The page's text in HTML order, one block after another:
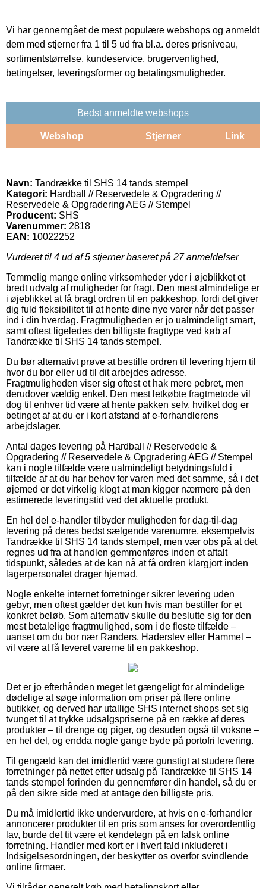
Vi har gennemgået de mest populære webshops og anmeldt
dem med stjerner fra 1 til 5 ud fra bl.a. deres prisniveau,
sortimentstørrelse, kundeservice, brugervenlighed,
betingelser, leveringsformer og betalingsmuligheder.
Bedst anmeldte webshops
Webshop Stjerner Link
Navn: Tandrække til SHS 14 tands stempel
Kategori: Hardball // Reservedele & Opgradering //
Reservedele & Opgradering AEG // Stempel
Producent: SHS
Varenummer: 2818
EAN: 10022252
Vurderet til 4 ud af 5 stjerner baseret på 27anmeldelser
Temmelig mange online virksomheder yder i øjeblikket et
bredt udvalg af muligheder for fragt. Den mest almindelige er
i øjeblikket at få bragt ordren til en pakkeshop, fordi det giver
dig fuld fleksibilitet til at hente dine nye varer når det passer
ind i din hverdag. Fragtmuligheden er jo ualmindeligt smart,
samt oftest ligeledes den billigste fragttype ved køb af
Tandrække til SHS 14 tands stempel.
Du bør alternativt prøve at bestille ordren til levering hjem til
hvor du bor eller ud til dit arbejdes adresse.
Fragtmuligheden viser sig oftest et hak mere pebret, men
derudover vældig enkel. Den mest letkøbte fragtmetode vil
dog til enhver tid være at hente pakken selv, hvilket dog er
betinget af at du er i kort afstand af e-forhandlerens
arbejdslager.
Antal dages levering på Hardball // Reservedele &
Opgradering // Reservedele & Opgradering AEG // Stempel
kan i nogle tilfælde være ualmindeligt betydningsfuld i
tilfælde af at du har behov for varen med det samme, så i det
øjemed er det virkelig klogt at man kigger nærmere på den
estimerede leveringstid ved det aktuelle produkt.
En hel del e-handler tilbyder muligheden for dag-til-dag
levering på deres bedst sælgende varenumre, eksempelvis
Tandrække til SHS 14 tands stempel, men vær obs på at det
regnes ud fra at handlen gemmenføres inden et aftalt
tidspunkt, således at de kan nå at få ordren klargjort inden
lagerpersonalet drager hjemad.
Nogle enkelte internet forretninger sikrer levering uden
gebyr, men oftest gælder det kun hvis man bestiller for et
konkret beløb. Som alternativ skulle du beslutte sig for den
mest betalelige fragtmulighed, som i de fleste tilfælde –
uanset om du bor nær Randers, Haderslev eller Hammel –
vil være at få leveret varerne til en pakkeshop.
Det er jo efterhånden meget let gængeligt for almindelige
dødelige at søge information om priser på flere online
butikker, og derved har utallige SHS internet shops set sig
tvunget til at trykke udsalgspriserne på en række af deres
produkter – til drenge og piger, og desuden også til voksne –
en hel del, og endda nogle gange byde på portofri levering.
Til gengæld kan det imidlertid være gunstigt at studere flere
forretninger på nettet efter udsalg på Tandrække til SHS 14
tands stempel forinden du gennemfører din handel, så du er
på den sikre side med at antage den billigste pris.
Du må imidlertid ikke undervurdere, at hvis en e-forhandler
annoncerer produkter til en pris som anses for overordentlig
lav, burde det tit være et kendetegn på en falsk online
forretning. Handler med kort er i hvert fald inkluderet i
Indsigelsesordningen, der beskytter os overfor svindlende
online firmaer.